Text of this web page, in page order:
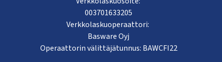
003701633205
Verkkolaskuoperaattori:
Basware Oyj
Operaattorin välittäjätunnus: BAWCFI22